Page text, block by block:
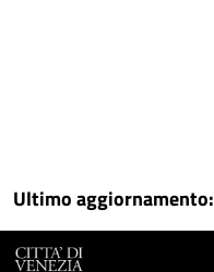
Ultimo aggiornamento: